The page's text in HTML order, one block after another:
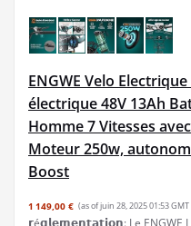
ENGWE Velo
électrique 48V 13Ah
Homme 7 Vitesses
Moteur 250w,
Boost
1 149,00 € (as of juin 28, 2025 01:53 GMT
𝗿é𝗴𝗹𝗲𝗺𝗲𝗻𝘁𝗮𝘁𝗶𝗼𝗻: Le ENGWE